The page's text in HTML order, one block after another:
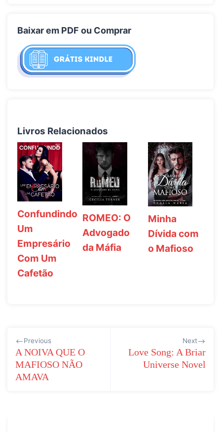
Baixar em PDF ou Comprar
Livros Relacionados
Confundindo
Um
Empresário
Com Um
Cafetão
ROMEO: O
Advogado
da Máfia
Minha
Dívida com
o Mafioso
Navegação
de
Post
Previous
A NOIVA QUE O
MAFIOSO NÃO
AMAVA
Next
Love Song: A Briar
Universe Novel